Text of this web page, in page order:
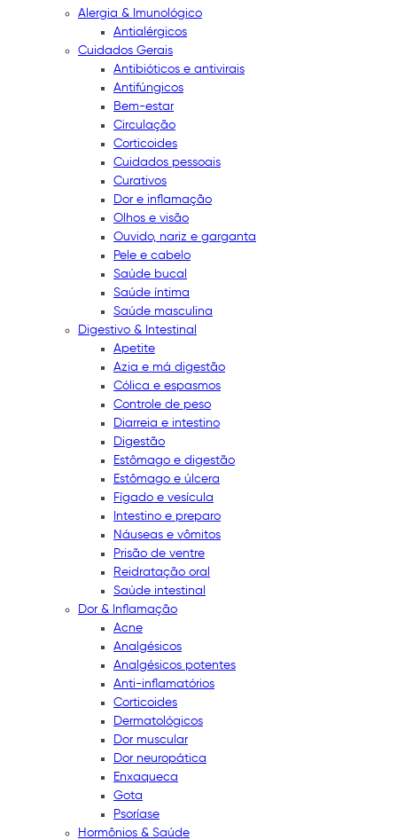
Alergia & Imunológico
Antialérgicos
Cuidados Gerais
Antibióticos e antivirais
Antifúngicos
Bem-estar
Circulação
Corticoides
Cuidados pessoais
Curativos
Dor e inflamação
Olhos e visão
Ouvido, nariz e garganta
Pele e cabelo
Saúde bucal
Saúde íntima
Saúde masculina
Digestivo & Intestinal
Apetite
Azia e má digestão
Cólica e espasmos
Controle de peso
Diarreia e intestino
Digestão
Estômago e digestão
Estômago e úlcera
Fígado e vesícula
Intestino e preparo
Náuseas e vômitos
Prisão de ventre
Reidratação oral
Saúde intestinal
Dor & Inflamação
Acne
Analgésicos
Analgésicos potentes
Anti-inflamatórios
Corticoides
Dermatológicos
Dor muscular
Dor neuropática
Enxaqueca
Gota
Psoríase
Hormônios & Saúde